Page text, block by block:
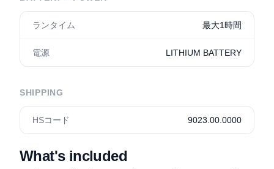
ランタイム 最大1時間
電源 LITHIUM BATTERY
SHIPPING
HSコード 9023.00.0000
What's included